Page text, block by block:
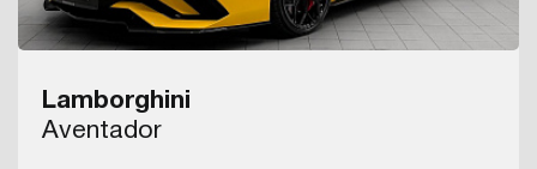
Lamborghini
Aventador